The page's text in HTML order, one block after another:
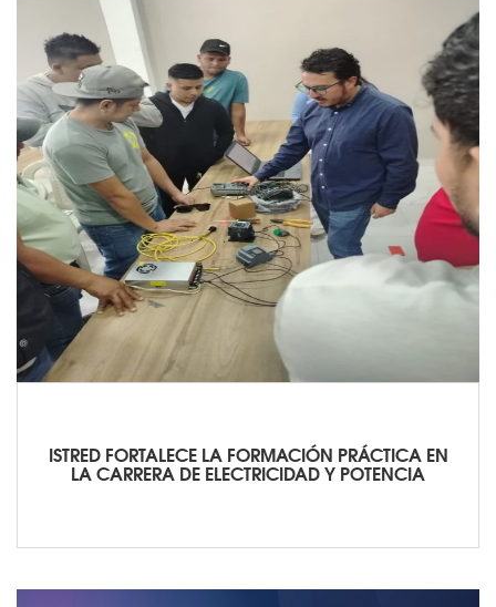
ISTRED FORTALECE LA FORMACIÓN PRÁCTICA EN
LA CARRERA DE ELECTRICIDAD Y POTENCIA